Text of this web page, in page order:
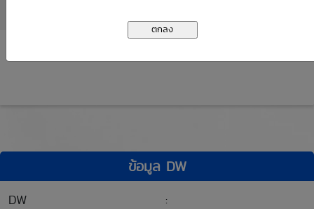
ข้อมูล DW
DW :